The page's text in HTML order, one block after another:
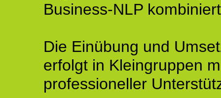
Business-NLP
Die Einübung und
erfolgt in Kleingruppen
professioneller